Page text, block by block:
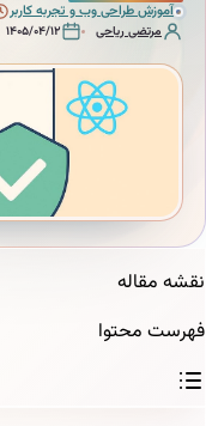
وب و تجربه کاربر ۱۱ دقیقه مطالعه
۱۴۰۵/۰۴/۱۲